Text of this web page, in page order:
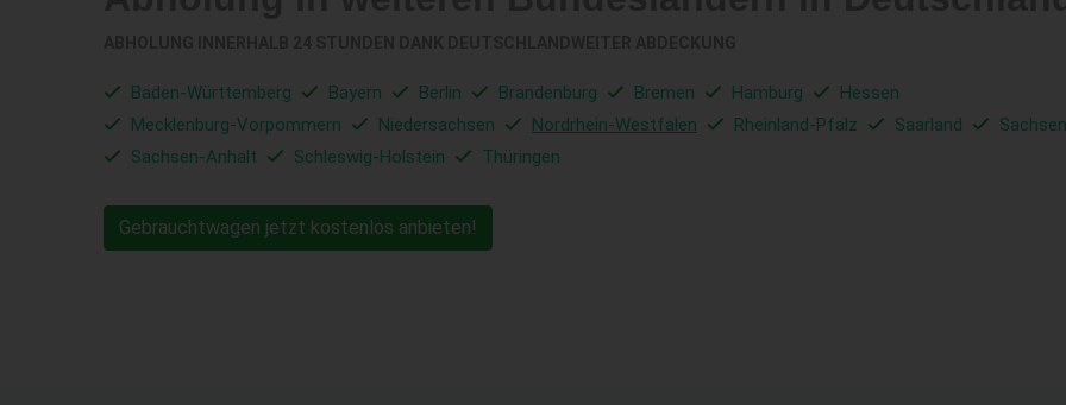
Baden-Württemberg Bayern Berlin Brandenburg Bremen Hamburg
Hessen
Mecklenburg-Vorpommern
Niedersachsen Nordrhein-Westfalen Rheinland-Pfalz Saarland
Sachsen
Sachsen-Anhalt
Schleswig-Holstein Thüringen
Gebrauchtwagen jetzt kostenlos anbieten!